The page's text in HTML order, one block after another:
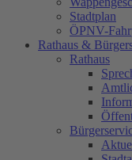
Stadtplan
ÖPNV-
Rathaus &
Rathaus